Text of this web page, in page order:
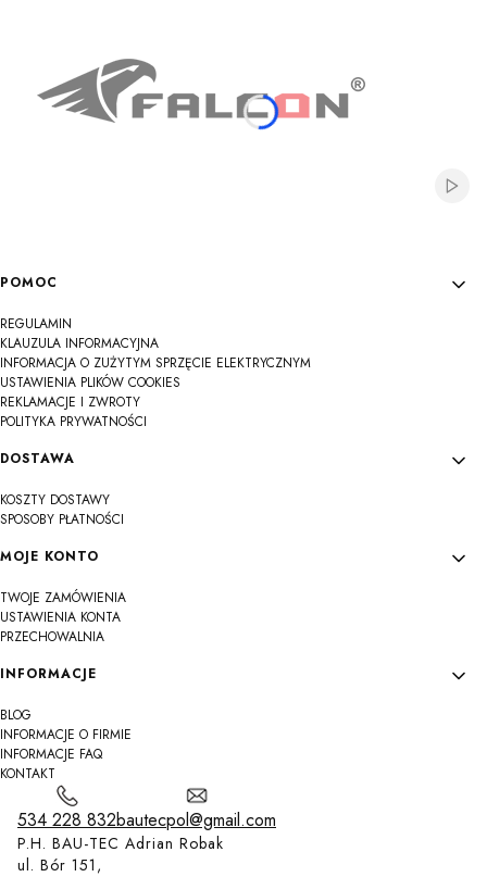
Linki w stopce
POMOC
REGULAMIN
KLAUZULA INFORMACYJNA
INFORMACJA O ZUŻYTYM SPRZĘCIE ELEKTRYCZNYM
USTAWIENIA PLIKÓW COOKIES
REKLAMACJE I ZWROTY
POLITYKA PRYWATNOŚCI
DOSTAWA
KOSZTY DOSTAWY
SPOSOBY PŁATNOŚCI
MOJE KONTO
TWOJE ZAMÓWIENIA
USTAWIENIA KONTA
PRZECHOWALNIA
INFORMACJE
BLOG
INFORMACJE O FIRMIE
INFORMACJE FAQ
KONTAKT
534 228 832bautecpol@gmail.com
P.H. BAU-TEC Adrian Robak
ul. Bór 151,